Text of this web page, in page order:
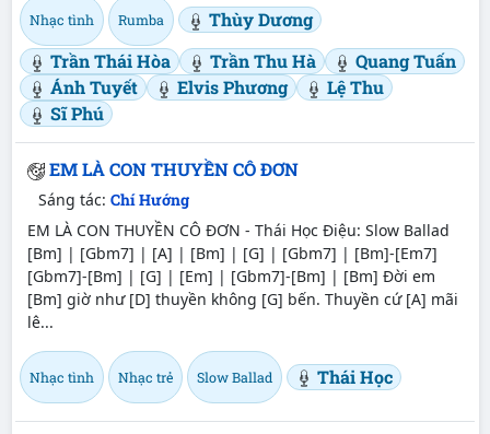
Nhạc tình Rumba
Thùy Dương
Trần Thái Hòa
Trần Thu Hà
Quang Tuấn
Ánh Tuyết
Elvis Phương
Lệ Thu
Sĩ Phú
EM LÀ CON THUYỀN CÔ ĐƠN
Sáng tác: Chí Hướng
EM LÀ CON THUYỀN CÔ ĐƠN - Thái Học Điệu: Slow Ballad
[Bm] | [Gbm7] | [A] | [Bm] | [G] | [Gbm7] | [Bm]-[Em7]
[Gbm7]-[Bm] | [G] | [Em] | [Gbm7]-[Bm] | [Bm] Đời em
[Bm] giờ như [D] thuyền không [G] bến. Thuyền cứ [A] mãi
lê...
Nhạc tình Nhạc trẻ Slow Ballad Thái Học